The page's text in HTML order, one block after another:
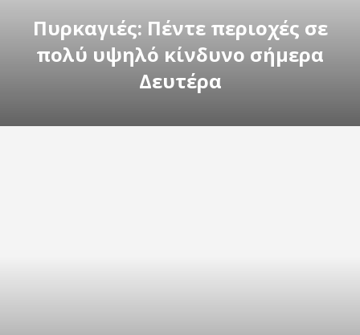
Πυρκαγιές: Πέντε περιοχές σε
πολύ υψηλό κίνδυνο σήμερα
Δευτέρα